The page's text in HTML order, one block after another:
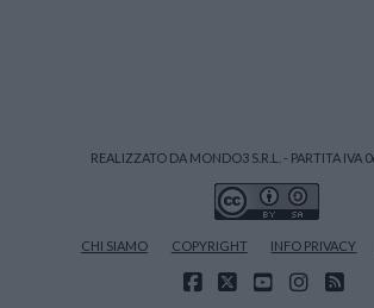
REALIZZATO DA MONDO3 S.R.L. - PARTITA IVA
CHI SIAMO COPYRIGHT INFO PRIVACY